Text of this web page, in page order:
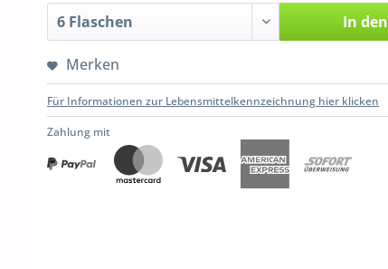
In den
Merken
Für Informationen zur Lebensmittelkennzeichnung hier klicken
Zahlung mit